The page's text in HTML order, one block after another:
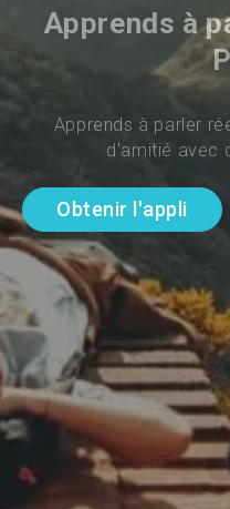
Apprends à
Apprends à parler
d'amitié avec
Obtenir l'appli